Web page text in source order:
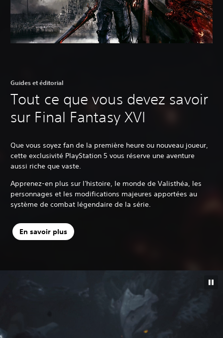
Guides et éditorial
Tout ce que vous devez savoir
sur Final Fantasy XVI
Que vous soyez fan de la première heure ou nouveau joueur,
cette exclusivité PlayStation 5 vous réserve une aventure
aussi riche que vaste.
Apprenez-en plus sur l'histoire, le monde de Valisthéa, les
personnages et les modifications majeures apportées au
système de combat légendaire de la série.
En savoir plus